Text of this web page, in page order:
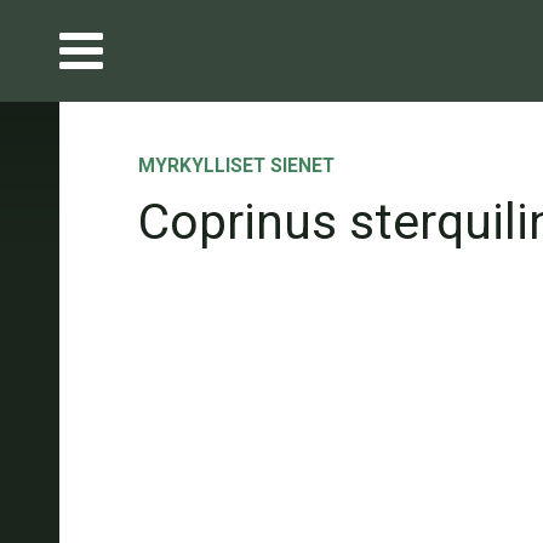
MYRKYLLISET SIENET
Coprinus